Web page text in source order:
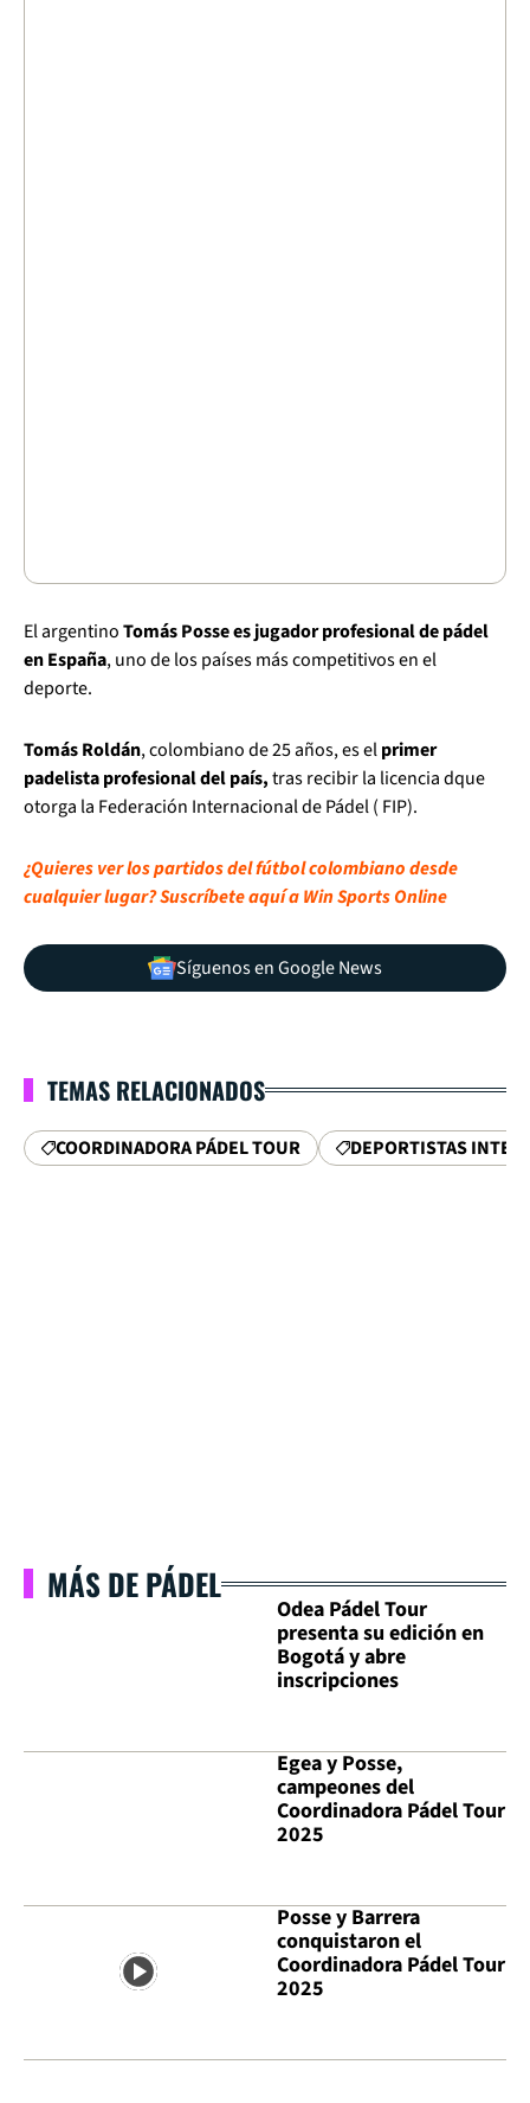
El argentinoTomás Posse es jugador profesional de pádel
en España, uno de los países más competitivos en el
deporte.
Tomás Roldán, colombiano de 25 años, es elprimer
padelista profesional del país,tras recibir la licencia dque
otorga la Federación Internacional de Pádel ( FIP).
¿Quieres ver los partidos del fútbol colombiano desde
cualquier lugar? Suscríbete aquí a Win Sports Online
Síguenos en Google News
TEMAS RELACIONADOS
COORDINADORA PÁDEL TOUR DEPORTISTAS
MÁS DE PÁDEL
Odea Pádel Tour
presenta su edición en
Bogotá y abre
inscripciones
Egea y Posse,
campeones del
Coordinadora Pádel Tour
2025
Posse y Barrera
conquistaron el
Coordinadora Pádel Tour
2025